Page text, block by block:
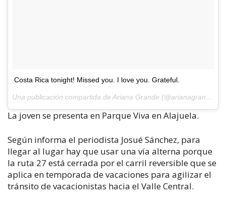
Costa Rica tonight! Missed you. I love you. Grateful.
Una publicación compartida de Ariana Grande (@arianagrande) el
La joven se presenta en Parque Viva en Alajuela.
Según informa el periodista Josué Sánchez, para
llegar al lugar hay que usar una vía alterna porque
la ruta 27 está cerrada por el carril reversible que se
aplica en temporada de vacaciones para agilizar el
tránsito de vacacionistas hacia el Valle Central.